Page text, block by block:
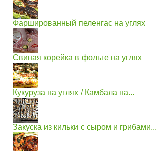
Фаршированный пеленгас на углях
Свиная корейка в фольге на углях
Кукуруза на углях / Камбала на...
Закуска из кильки с сыром и грибами...